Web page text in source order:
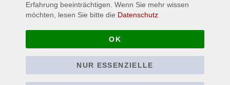
Erfahrung beeinträchtigen. Wenn Sie mehr wissen
möchten, lesen Sie bitte die Datenschutz
OK
NUR ESSENZIELLE